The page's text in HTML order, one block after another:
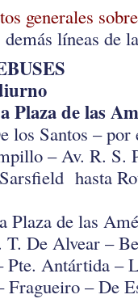
generales
demás líneas de
Plaza de las
los Santos –
– Av. R. S.
hasta
Plaza de las
De Alvear –
Antártida –
– De